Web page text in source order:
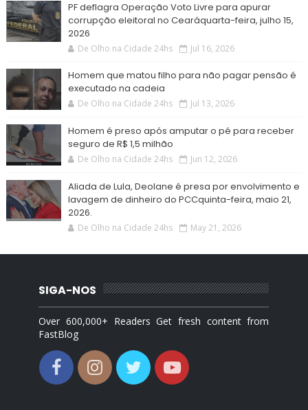
PF deflagra Operação Voto Livre para apurar
corrupção eleitoral no Cearáquarta-feira, julho 15,
2026
De Olho na Cidade 24hs Jul 16, 2026
Homem que matou filho para não pagar pensão é
executado na cadeia
De Olho na Cidade 24hs Jul 13, 2026
Homem é preso após amputar o pé para receber
seguro de R$ 1,5 milhão
De Olho na Cidade 24hs Jun 12, 2026
Aliada de Lula, Deolane é presa por envolvimento e
lavagem de dinheiro do PCCquinta-feira, maio 21,
2026.
De Olho na Cidade 24hs May 21, 2026
SIGA-NOS
Over 600,000+ Readers Get fresh content from
FastBlog